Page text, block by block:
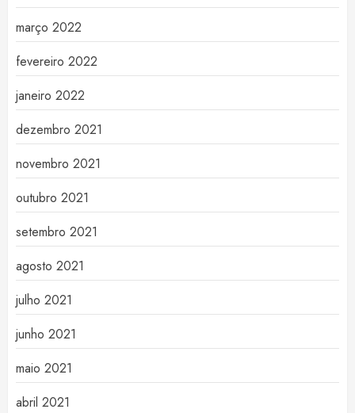
março 2022
fevereiro 2022
janeiro 2022
dezembro 2021
novembro 2021
outubro 2021
setembro 2021
agosto 2021
julho 2021
junho 2021
maio 2021
abril 2021